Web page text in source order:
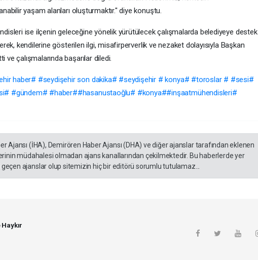
yaşam alanları oluşturmaktır." diye konuştu.
ise ilçenin geleceğine yönelik yürütülecek çalışmalarda belediyeye destek
kendilerine gösterilen ilgi, misafirperverlik ve nezaket dolayısıyla Başkan
çalışmalarında başarılar diledi.
haber# #seydişehir son dakika# #seydişehir # konya# #toroslar # #sesi#
#gündem# #haber##hasanustaoğlu# #konya##inşaatmühendisleri#
Ajansı (İHA), Demirören Haber Ajansı (DHA) ve diğer ajanslar tarafından eklenen
müdahalesi olmadan ajans kanallarından çekilmektedir. Bu haberlerde yer
ajanslar olup sitemizin hiç bir editörü sorumlu tutulamaz...